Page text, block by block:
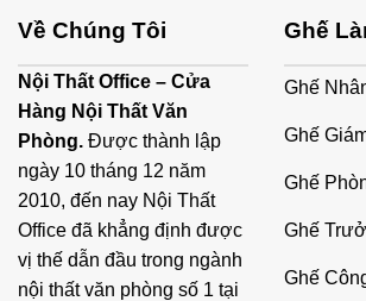
Về Chúng Tôi
Nội Thất Office – Cửa
Hàng Nội Thất Văn
Phòng. Được thành lập
ngày 10 tháng 12 năm
2010, đến nay Nội Thất
Office đã khẳng định được
vị thế dẫn đầu trong ngành
nội thất văn phòng số 1 tại
Ghế
Ghế
Ghế
Ghế
Ghế
Ghế